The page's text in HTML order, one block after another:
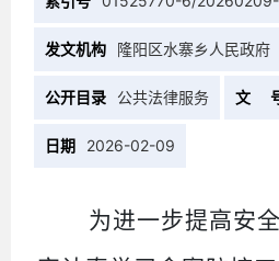
发文机构 隆阳区水寨乡人民政府
公开目录 公共法律服务 文
日期 2026-02-09
为进一步提高安